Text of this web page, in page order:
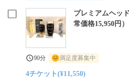
プレミアムヘッ
常価格15,950円）
90分 満足度募集中
4チケット(¥11,550)